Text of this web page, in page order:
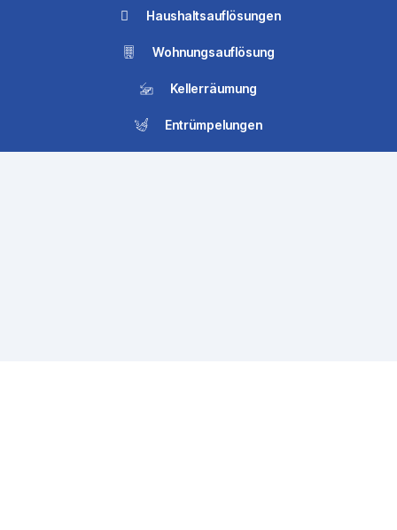
Haushaltsauflösungen
Wohnungsauflösung
Kellerräumung
Entrümpelungen